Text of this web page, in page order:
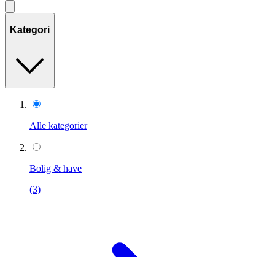
Kategori
Alle kategorier
Bolig & have
(3)